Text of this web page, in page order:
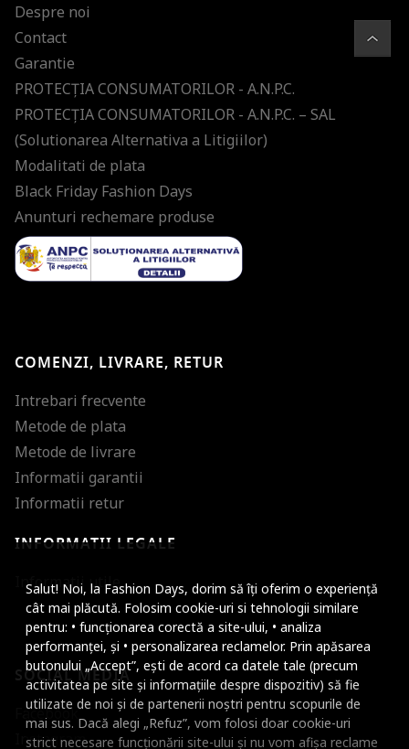
Salut! Noi, la Fashion Days, dorim să îți oferim o experiență
cât mai plăcută. Folosim cookie-uri si tehnologii similare
pentru: • funcționarea corectă a site-ului, • analiza
performanței, și • personalizarea reclamelor. Prin apăsarea
butonului „Accept”, ești de acord ca datele tale (precum
activitatea pe site și informațiile despre dispozitiv) să fie
utilizate de noi și de partenerii noștri pentru scopurile de
mai sus. Dacă alegi „Refuz”, vom folosi doar cookie-uri
strict necesare funcționării site-ului și nu vom afișa reclame
Despre noi
Contact
Garantie
PROTECŢIA CONSUMATORILOR - A.N.P.C.
PROTECŢIA CONSUMATORILOR - A.N.P.C. – SAL
(Solutionarea Alternativa a Litigiilor)
Modalitati de plata
Black Friday Fashion Days
Anunturi rechemare produse
COMENZI, LIVRARE, RETUR
Intrebari frecvente
Metode de plata
Metode de livrare
Informatii garantii
Informatii retur
INFORMATII LEGALE
Informatii utile
SOCIAL MEDIA
Facebook
Instagram
Micsoreaza
Mareste spatierea
Micsoreaza
Mareste inaltimea